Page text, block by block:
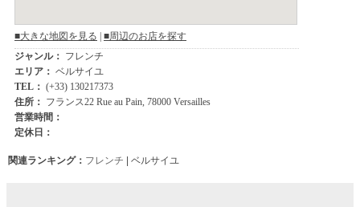
関連ランキング： フレンチ | ベルサイユ